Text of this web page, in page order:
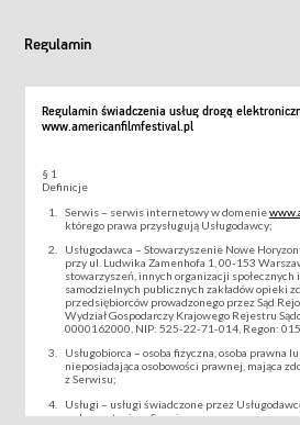
Regulamin
Regulamin świadczenia usług drogą
www.americanfilmfestival.pl
§ 1
Definicje
Serwis – serwis internetowy w domenie
którego prawa przysługują Usługodawcy;
Usługodawca – Stowarzyszenie Nowe
przy ul. Ludwika Zamenhofa 1, 00-153
stowarzyszeń, innych organizacji społecznych
samodzielnych publicznych zakładów opieki
przedsiębiorców prowadzonego przez Sąd
Wydział Gospodarczy Krajowego Rejestru
0000162000, NIP: 525-22-71-014, Regon:
Usługobiorca – osoba fizyczna, osoba prawna
nieposiadająca osobowości prawnej, mająca
z Serwisu;
Usługi – usługi świadczone przez
wykorzystaniem Serwisu;